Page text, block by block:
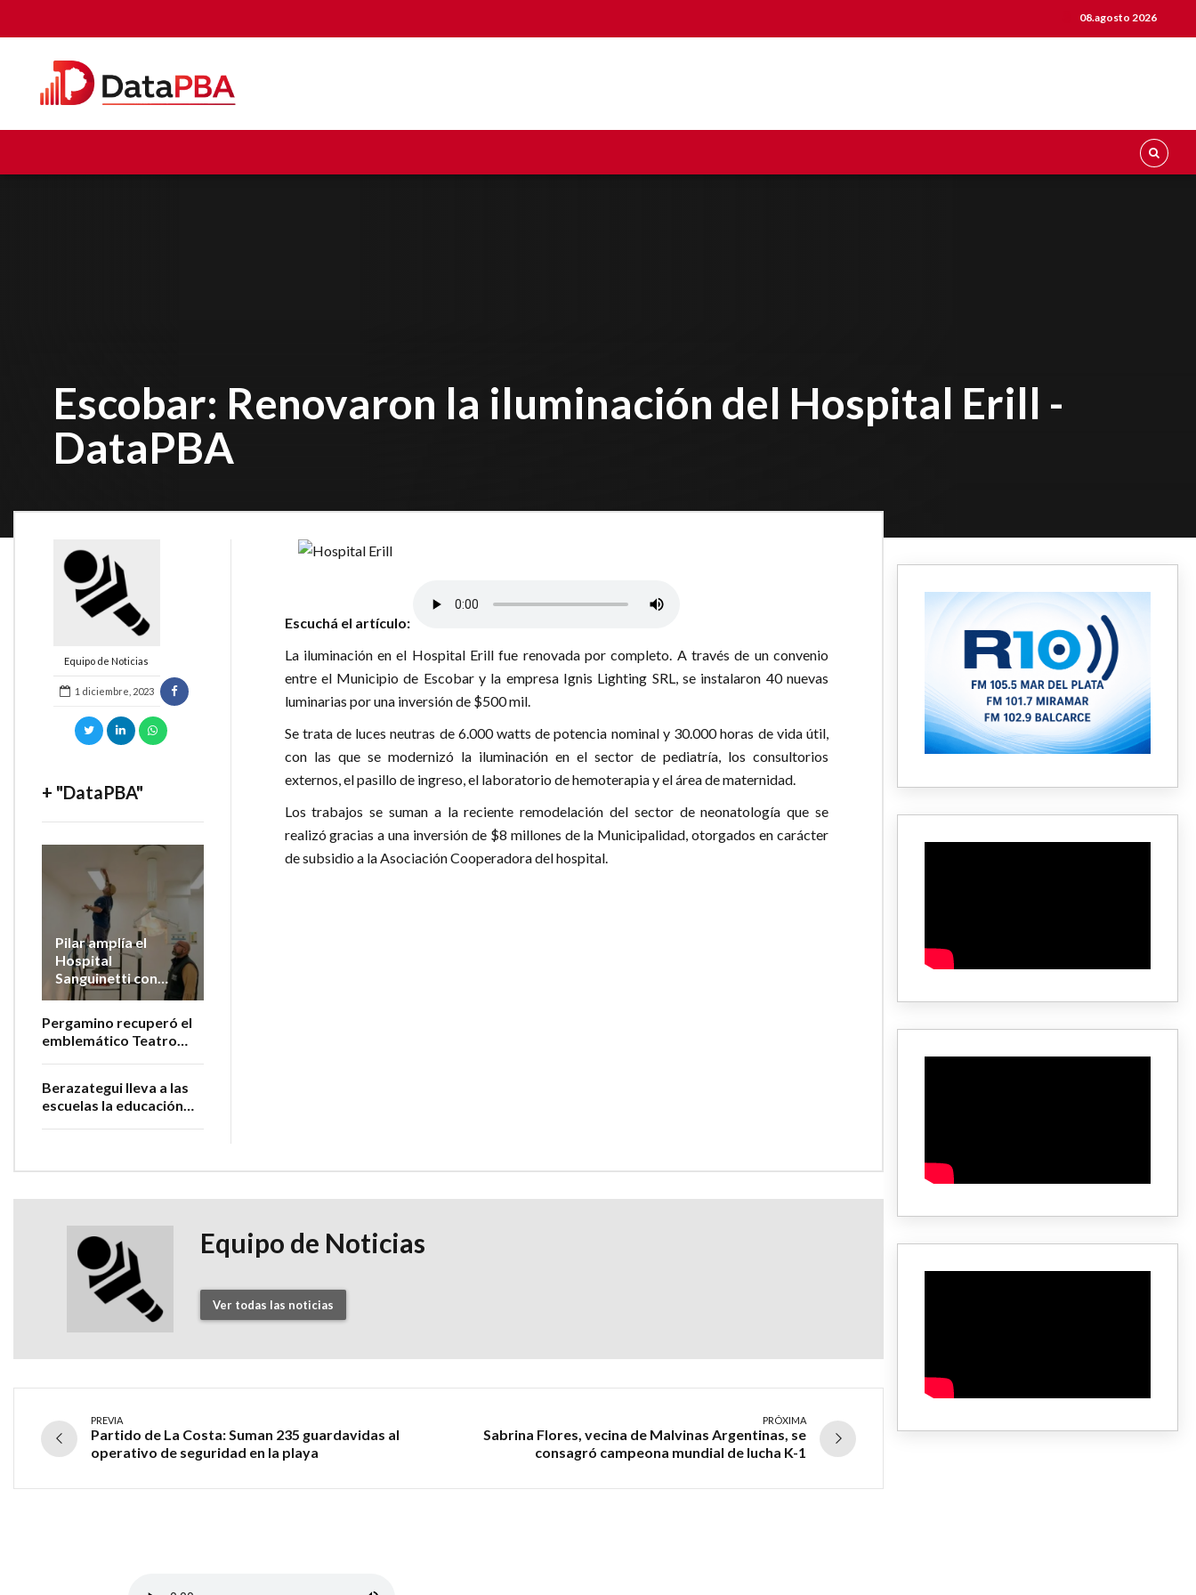
08.agosto 2026
Escobar: Renovaron la iluminación del Hospital Erill -
DataPBA
Equipo de Noticias
1 diciembre, 2023
+ "DataPBA"
Pilar amplía el
Hospital
Sanguinetti con
nuevos quirófanos
Pergamino recuperó el
emblemático Teatro
Berazategui lleva a las
escuelas la educación
Escuchá el artículo:
La iluminación en el Hospital Erill fue renovada por completo. A través de un convenio
entre el Municipio de Escobar y la empresa Ignis Lighting SRL, se instalaron 40 nuevas
luminarias por una inversión de $500 mil.
Se trata de luces neutras de 6.000 watts de potencia nominal y 30.000 horas de vida útil,
con las que se modernizó la iluminación en el sector de pediatría, los consultorios
externos, el pasillo de ingreso, el laboratorio de hemoterapia y el área de maternidad.
Los trabajos se suman a la reciente remodelación del sector de neonatología que se
realizó gracias a una inversión de $8 millones de la Municipalidad, otorgados en carácter
de subsidio a la Asociación Cooperadora del hospital.
Equipo de Noticias
Ver todas las noticias
PREVIA
Partido de La Costa: Suman 235 guardavidas al
operativo de seguridad en la playa
PRÓXIMA
Sabrina Flores, vecina de Malvinas Argentinas, se
consagró campeona mundial de lucha K-1